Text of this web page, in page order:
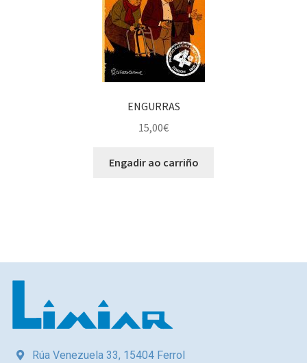
ENGURRAS
15,00€
Engadir ao carriño
Rúa Venezuela 33, 15404 Ferrol